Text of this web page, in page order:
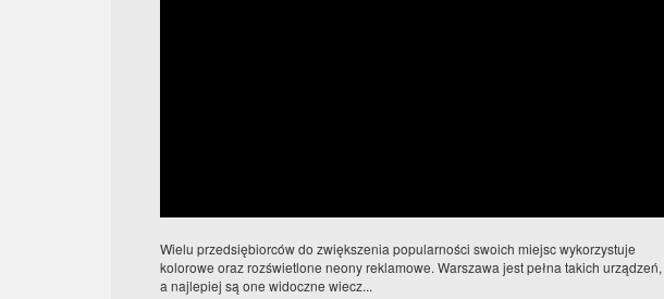
Wielu przedsiębiorców do zwiększenia popularności swoich miejsc wykorzystuje
kolorowe oraz rozświetlone neony reklamowe. Warszawa jest pełna takich urządzeń,
a najlepiej są one widoczne wiecz...